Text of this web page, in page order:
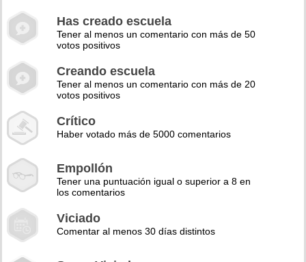
Has creado escuela
Tener al menos un comentario con más de 50
votos positivos
Creando escuela
Tener al menos un comentario con más de 20
votos positivos
Crítico
Haber votado más de 5000 comentarios
Empollón
Tener una puntuación igual o superior a 8 en
los comentarios
Viciado
Comentar al menos 30 días distintos